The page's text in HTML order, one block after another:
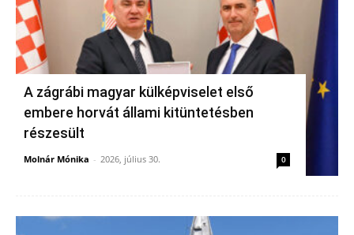
A zágrábi magyar külképviselet első
embere horvát állami kitüntetésben
részesült
Molnár Mónika - 2026, július 30. 0